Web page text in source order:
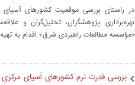
در راستای بررسی موقعیت کشورهای
بهره‌برداری پژوهشگران، تحلیل‌گران و
«مؤسسه مطالعات راهبردی شرق» اقدام به
بررسی قدرت نرم کشورهای آسیای مرکزی